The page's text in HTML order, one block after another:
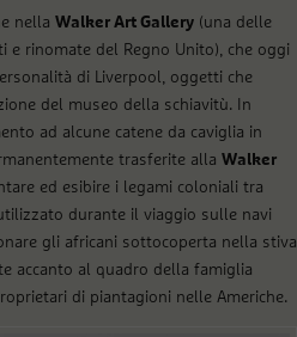
nella Walker Art Gallery (una delle
rinomate del Regno Unito), che oggi
di Liverpool, oggetti che
del museo della schiavitù. In
ad alcune catene da caviglia in
trasferite alla Walker
ed esibire i legami coloniali tra
durante il viaggio sulle navi
gli africani sottocoperta nella stiva
accanto al quadro della famiglia
di piantagioni nelle Americhe.